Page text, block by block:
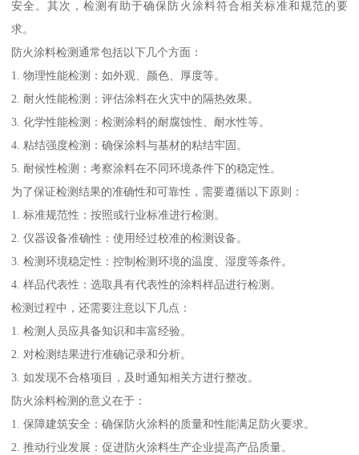
安全。其次，检测有助于确保防火涂料符合相关标准和规范的要
求。
防火涂料检测通常包括以下几个方面：
1. 物理性能检测：如外观、颜色、厚度等。
2. 耐火性能检测：评估涂料在火灾中的隔热效果。
3. 化学性能检测：检测涂料的耐腐蚀性、耐水性等。
4. 粘结强度检测：确保涂料与基材的粘结牢固。
5. 耐候性检测：考察涂料在不同环境条件下的稳定性。
为了保证检测结果的准确性和可靠性，需要遵循以下原则：
1. 标准规范性：按照或行业标准进行检测。
2. 仪器设备准确性：使用经过校准的检测设备。
3. 检测环境稳定性：控制检测环境的温度、湿度等条件。
4. 样品代表性：选取具有代表性的涂料样品进行检测。
检测过程中，还需要注意以下几点：
1. 检测人员应具备知识和丰富经验。
2. 对检测结果进行准确记录和分析。
3. 如发现不合格项目，及时通知相关方进行整改。
防火涂料检测的意义在于：
1. 保障建筑安全：确保防火涂料的质量和性能满足防火要求。
2. 推动行业发展：促进防火涂料生产企业提高产品质量。